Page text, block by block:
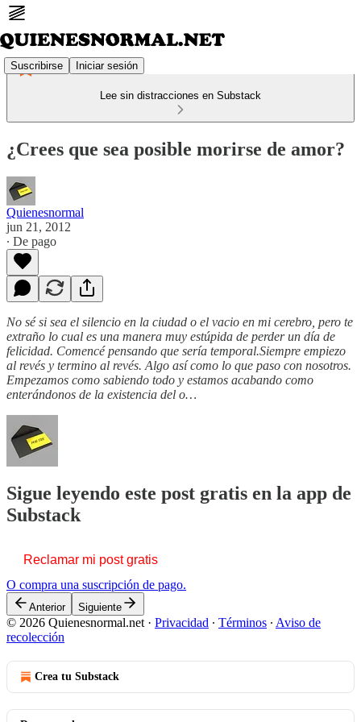
Suscribirse Iniciar sesión
Lee sin distracciones en Substack
¿Crees que sea posible morirse de amor?
Quienesnormal
jun 21, 2012
∙ De pago
No sé si sea el silencio en la ciudad o el vacio en mi cerebro, pero te
extraño lo cual es una manera muy estúpida de perder un día de
felicidad. Comencé pensando que sería temporal.Siempre empiezo
al revés y termino al revés. Algo así como lo que paso con nosotros.
Empezamos como sabiendo todo y estamos acabando como
enterándonos de la existencia del o…
Sigue leyendo este post gratis en la app de
Substack
Reclamar mi post gratis
O compra una suscripción de pago.
Anterior Siguiente
© 2026 Quienesnormal.net · Privacidad ∙ Términos ∙ Aviso de
recolección
Crea tu Substack